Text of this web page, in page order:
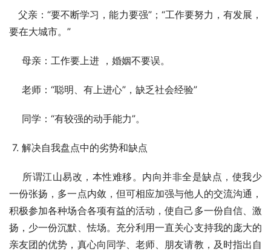
父亲：“要不断学习，能力要强”；“工作要努力，有发展，
要在大城市。”
母亲：工作要上进 ，婚姻不要误。
老师：“聪明、有上进心”，缺乏社会经验”
同学：“有较强的动手能力”。
7. 解决自我盘点中的劣势和缺点
所谓江山易改，本性难移。内向并非全是缺点，使我少
一份张扬，多一点内敛，但可相应加强与他人的交流沟通，
积极参加各种场合各项有益的活动，使自己多一份自信、激
扬，少一份沉默、怯场。充分利用一直关心支持我的庞大的
亲友团的优势，真心向同学、老师、朋友请教，及时指出自